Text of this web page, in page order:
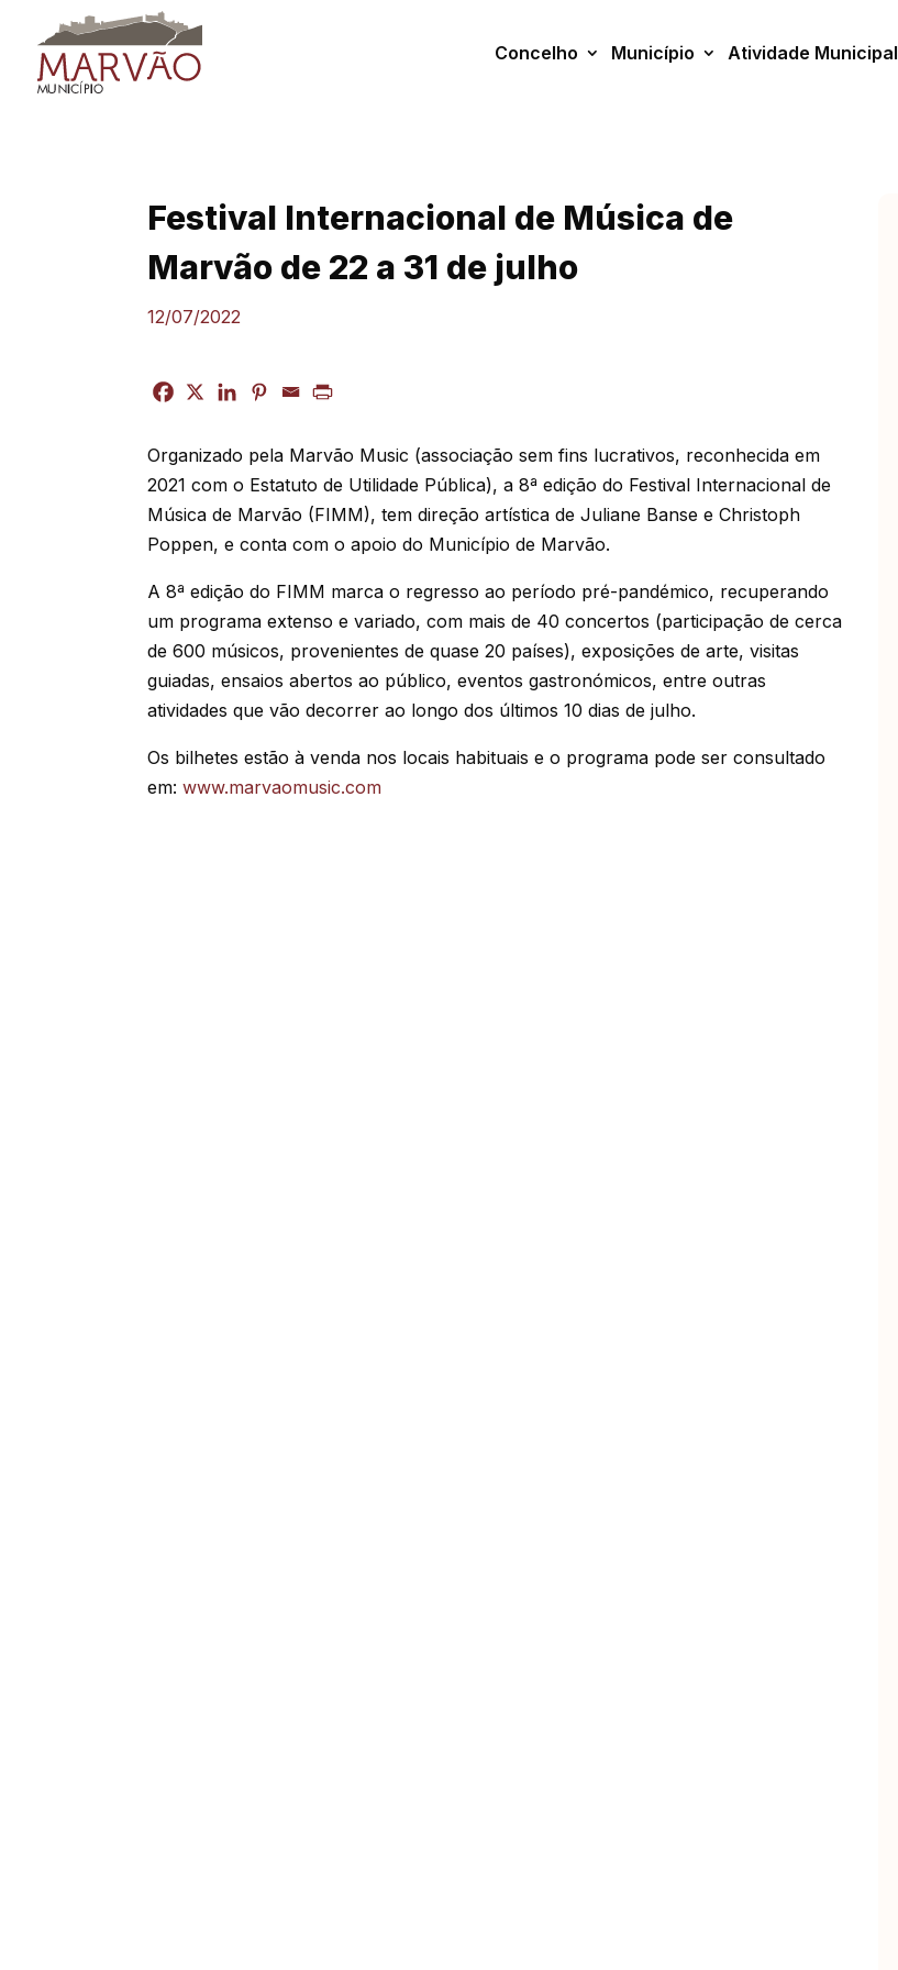
content
Concelho Município Atividade Municipal
Festival Internacional de Música de
Marvão de 22 a 31 de julho
12/07/2022
Organizado pela Marvão Music (associação sem fins lucrativos, reconhecida em
2021 com o Estatuto de Utilidade Pública), a 8ª edição do Festival Internacional de
Música de Marvão (FIMM), tem direção artística de Juliane Banse e Christoph
Poppen, e conta com o apoio do Município de Marvão.
A 8ª edição do FIMM marca o regresso ao período pré-pandémico, recuperando
um programa extenso e variado, com mais de 40 concertos (participação de cerca
de 600 músicos, provenientes de quase 20 países), exposições de arte, visitas
guiadas, ensaios abertos ao público, eventos gastronómicos, entre outras
atividades que vão decorrer ao longo dos últimos 10 dias de julho.
Os bilhetes estão à venda nos locais habituais e o programa pode ser consultado
em:www.marvaomusic.com